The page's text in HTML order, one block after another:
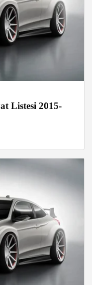
Listesi 2015-